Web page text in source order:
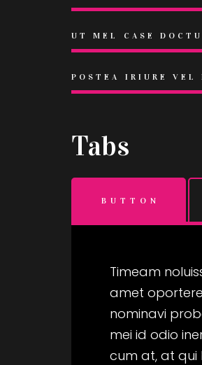
UT MEL CASE
POSTEA IRIURE VEL
Tabs
BUTTON
Timeam
amet
nominavi
mei id odio
cum at, at qui